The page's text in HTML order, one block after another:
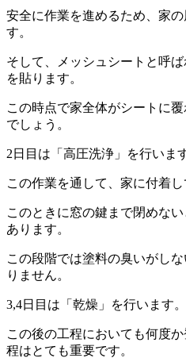
安全に作業を進めるため、家
す。
そして、メッシュシートと呼
を貼ります。
この時点で家全体がシートに
でしょう。
2日目は「高圧洗浄」を行います
この作業を通して、家に付着
このときに窓の鍵まで閉めな
あります。
この段階では塗料の臭いがし
りません。
3,4日目は「乾燥」を行います。
この後の工程においても何度
程はとても重要です。